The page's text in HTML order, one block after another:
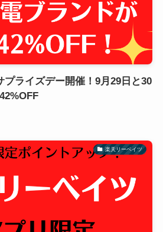
プライズデー開催！9月29日と30
楽天リーベイツ